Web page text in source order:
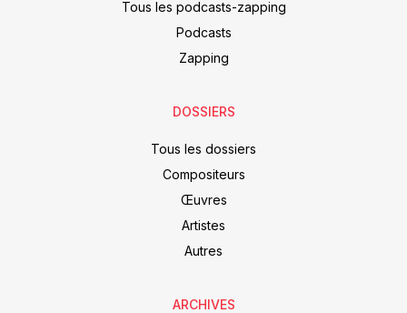
Tous les podcasts-zapping
Podcasts
Zapping
DOSSIERS
Tous les dossiers
Compositeurs
Œuvres
Artistes
Autres
ARCHIVES